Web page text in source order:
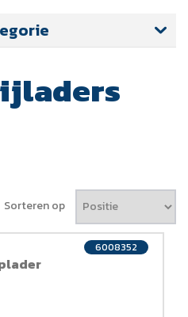
Sorteren op
6008352